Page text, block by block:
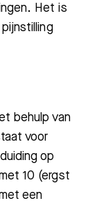
Het is
behulp van
voor
op
10 (ergst
een